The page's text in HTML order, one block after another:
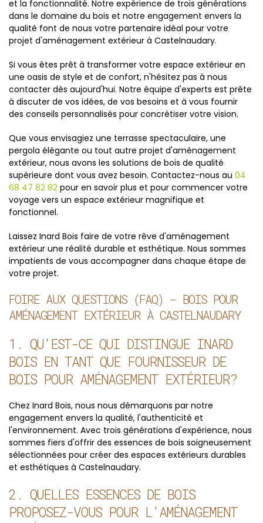
et la fonctionnalité. Notre expérience de trois générations
dans le domaine du bois et notre engagement envers la
qualité font de nous votre partenaire idéal pour votre
projet d'aménagement extérieur à Castelnaudary.
Si vous êtes prêt à transformer votre espace extérieur en
une oasis de style et de confort, n'hésitez pas à nous
contacter dès aujourd'hui. Notre équipe d'experts est prête
à discuter de vos idées, de vos besoins et à vous fournir
des conseils personnalisés pour concrétiser votre vision.
Que vous envisagiez une terrasse spectaculaire, une
pergola élégante ou tout autre projet d'aménagement
extérieur, nous avons les solutions de bois de qualité
supérieure dont vous avez besoin. Contactez-nous au 04
68 47 82 82 pour en savoir plus et pour commencer votre
voyage vers un espace extérieur magnifique et
fonctionnel.
Laissez Inard Bois faire de votre rêve d'aménagement
extérieur une réalité durable et esthétique. Nous sommes
impatients de vous accompagner dans chaque étape de
votre projet.
FOIRE AUX QUESTIONS (FAQ) - BOIS POUR
AMÉNAGEMENT EXTÉRIEUR À CASTELNAUDARY
1. QU'EST-CE QUI DISTINGUE INARD
BOIS EN TANT QUE FOURNISSEUR DE
BOIS POUR AMÉNAGEMENT EXTÉRIEUR?
Chez Inard Bois, nous nous démarquons par notre
engagement envers la qualité, l'authenticité et
l'environnement. Avec trois générations d'expérience, nous
sommes fiers d'offrir des essences de bois soigneusement
sélectionnées pour créer des espaces extérieurs durables
et esthétiques à Castelnaudary.
2. QUELLES ESSENCES DE BOIS
PROPOSEZ-VOUS POUR L'AMÉNAGEMENT